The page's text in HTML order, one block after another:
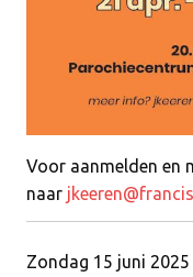
Voor aanmelden en
naar
Zondag 15 juni